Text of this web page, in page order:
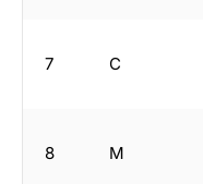
7 C
8 M